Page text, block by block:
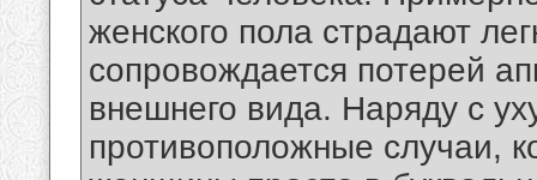
женского пола страдают
сопровождается потерей
внешнего вида. Наряду с
противоположные случаи,